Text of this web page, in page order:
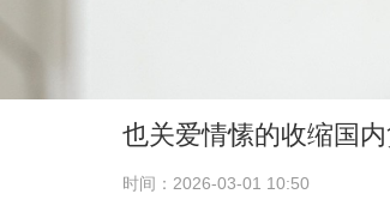
也关爱情愫的收缩国
时间：2026-03-01 10:50